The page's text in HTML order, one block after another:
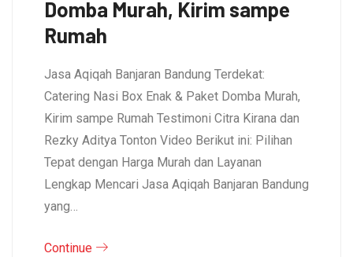
Domba Murah, Kirim sampe
Rumah
Jasa Aqiqah Banjaran Bandung Terdekat:
Catering Nasi Box Enak & Paket Domba Murah,
Kirim sampe Rumah Testimoni Citra Kirana dan
Rezky Aditya Tonton Video Berikut ini: Pilihan
Tepat dengan Harga Murah dan Layanan
Lengkap Mencari Jasa Aqiqah Banjaran Bandung
yang…
Continue